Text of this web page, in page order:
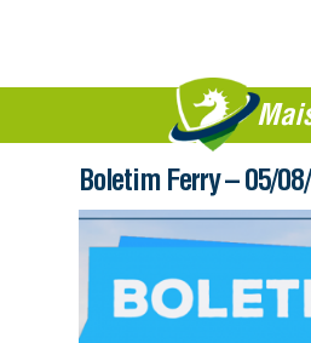
Boletim Ferry – 05/